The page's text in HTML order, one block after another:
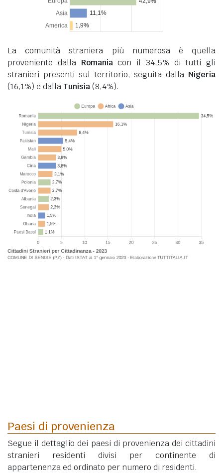
La comunità straniera più numerosa è quella
proveniente dalla Romaniacon il 34,5% di tutti gli
stranieri presenti sul territorio, seguita dalla Nigeria
(16,1%) e dalla Tunisia(8,4%).
Paesi di provenienza
Segue il dettaglio dei paesi di provenienza dei cittadini
stranieri residenti divisi per continente di
appartenenza ed ordinato per numero di residenti.